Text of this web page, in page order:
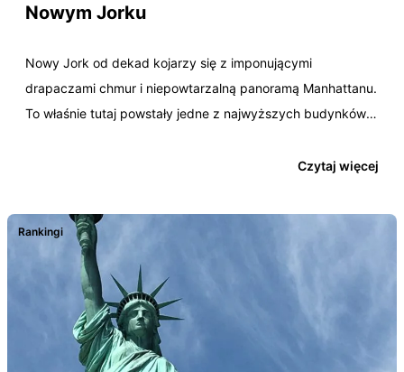
Nowym Jorku
Nowy Jork od dekad kojarzy się z imponującymi
drapaczami chmur i niepowtarzalną panoramą Manhattanu.
To właśnie tutaj powstały jedne z najwyższych budynków
Czytaj więcej
Rankingi